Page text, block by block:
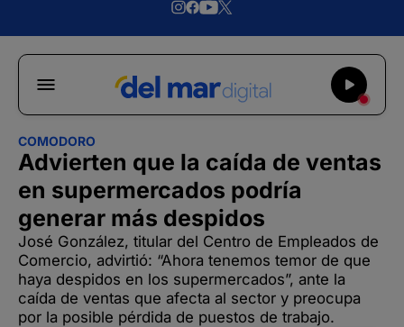
COMODORO
Advierten que la caída de ventas
en supermercados podría
generar más despidos
José González, titular del Centro de Empleados de
Comercio, advirtió: “Ahora tenemos temor de que
haya despidos en los supermercados”, ante la
caída de ventas que afecta al sector y preocupa
por la posible pérdida de puestos de trabajo.